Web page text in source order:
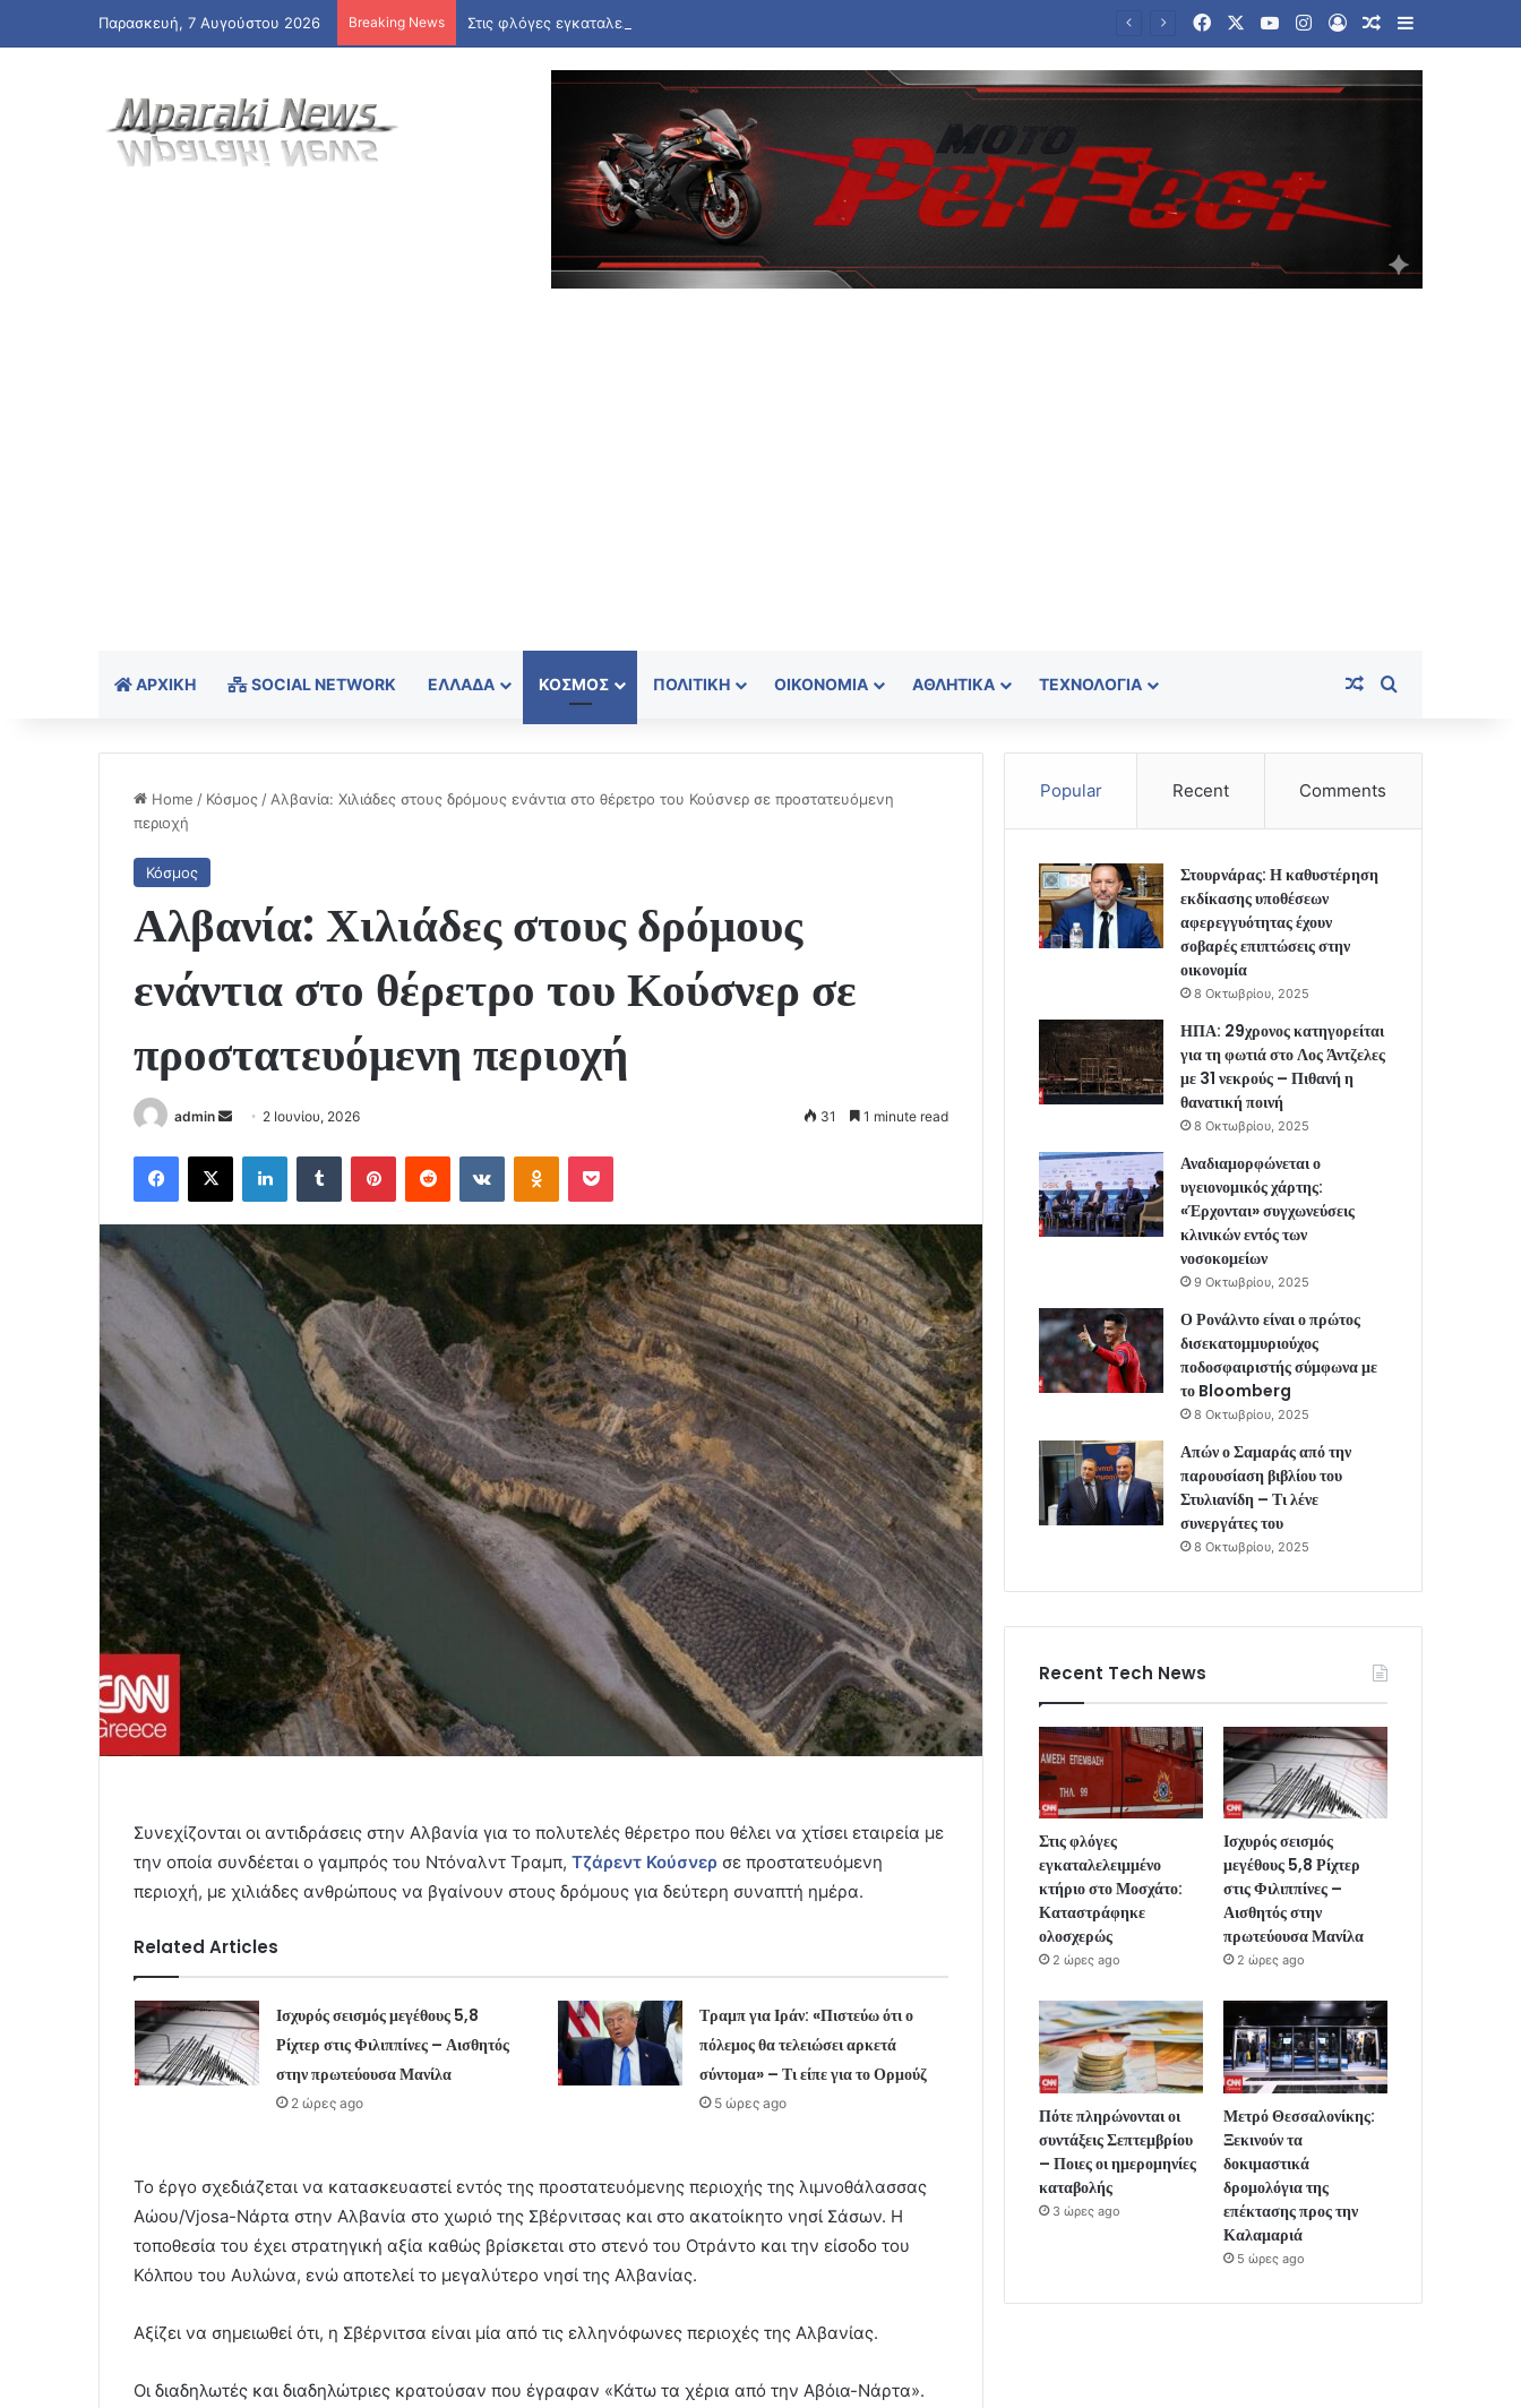
Παρασκευή, 7 Αυγούστου 2026 Breaking News Στις φλόγες εγκαταλελειμμένο κτήριο στο Μοσχάτο: Καταστράφηκε ολοσχερώς FacebookYouTubeInstagram
Log InRandom Article
Sidebar
ΑΡΧΙΚΉ SOCIAL NETWORK ΕΛΛΆΔΑ ΚΌΣΜΟΣ ΠΟΛΙΤΙΚΉ ΟΙΚΟΝΟΜΊΑ ΑΘΛΗΤΙΚΆ ΤΕΧΝΟΛΟΓΊΑ Random Article
Home / Κόσμος / Αλβανία: Χιλιάδες στους δρόμους ενάντια στο θέρετρο του Κούσνερ σε προστατευόμενη
περιοχή
Κόσμος
Αλβανία: Χιλιάδες στους δρόμους
ενάντια στο θέρετρο του Κούσνερ σε
προστατευόμενη περιοχή
admin
Send
email
2 Ιουνίου, 2026 31 1 minute read
Facebook
X LinkedInTumblr PinterestReddit VKontakteOdnoklassniki
Pocket
Συνεχίζονται οι αντιδράσεις στην Αλβανία για το πολυτελές θέρετρο που θέλει να χτίσει εταιρεία με
την οποία συνδέεται ο γαμπρός του Ντόναλντ Τραμπ, Τζάρεντ Κούσνερ σε προστατευόμενη
περιοχή, με χιλιάδες ανθρώπους να βγαίνουν στους δρόμους για δεύτερη συναπτή ημέρα.
Related Articles
Ισχυρός σεισμός μεγέθους 5,8
Ρίχτερ στις Φιλιππίνες – Αισθητός
στην πρωτεύουσα Μανίλα
2 ώρες ago
Τραμπ για Ιράν: «Πιστεύω ότι ο
πόλεμος θα τελειώσει αρκετά
σύντομα» – Τι είπε για το Ορμούζ
5 ώρες ago
Το έργο σχεδιάζεται να κατασκευαστεί εντός της προστατευόμενης περιοχής της λιμνοθάλασσας
Αώου/Vjosa-Νάρτα στην Αλβανία στο χωριό της Σβέρνιτσας και στο ακατοίκητο νησί Σάσων. Η
τοποθεσία του έχει στρατηγική αξία καθώς βρίσκεται στο στενό του Οτράντο και την είσοδο του
Κόλπου του Αυλώνα, ενώ αποτελεί το μεγαλύτερο νησί της Αλβανίας.
Αξίζει να σημειωθεί ότι, η Σβέρνιτσα είναι μία από τις ελληνόφωνες περιοχές της Αλβανίας.
Οι διαδηλωτές και διαδηλώτριες κρατούσαν που έγραφαν «Κάτω τα χέρια από την Αβόια-Νάρτα».
Popular Recent Comments
Στουρνάρας: Η καθυστέρηση
εκδίκασης υποθέσεων
αφερεγγυότητας έχουν
σοβαρές επιπτώσεις στην
οικονομία
8 Οκτωβρίου, 2025
ΗΠΑ: 29χρονος κατηγορείται
για τη φωτιά στο Λος Άντζελες
με 31 νεκρούς – Πιθανή η
θανατική ποινή
8 Οκτωβρίου, 2025
Αναδιαμορφώνεται ο
υγειονομικός χάρτης:
«Έρχονται» συγχωνεύσεις
κλινικών εντός των
νοσοκομείων
9 Οκτωβρίου, 2025
Ο Ρονάλντο είναι ο πρώτος
δισεκατομμυριούχος
ποδοσφαιριστής σύμφωνα με
το Bloomberg
8 Οκτωβρίου, 2025
Απών ο Σαμαράς από την
παρουσίαση βιβλίου του
Στυλιανίδη – Τι λένε
συνεργάτες του
8 Οκτωβρίου, 2025
Recent Tech News
Στις φλόγες
εγκαταλελειμμένο
κτήριο στο Μοσχάτο:
Καταστράφηκε
ολοσχερώς
2 ώρες ago
Ισχυρός σεισμός
μεγέθους 5,8 Ρίχτερ
στις Φιλιππίνες –
Αισθητός στην
πρωτεύουσα Μανίλα
2 ώρες ago
Πότε πληρώνονται οι
συντάξεις Σεπτεμβρίου
– Ποιες οι ημερομηνίες
καταβολής
3 ώρες ago
Μετρό Θεσσαλονίκης:
Ξεκινούν τα
δοκιμαστικά
δρομολόγια της
επέκτασης προς την
Καλαμαριά
5 ώρες ago